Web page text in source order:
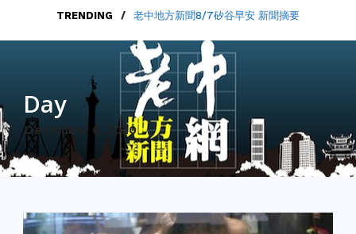
TRENDING / 老中地方新聞8/7矽谷早安 新聞摘要
Day
December 6, 2020